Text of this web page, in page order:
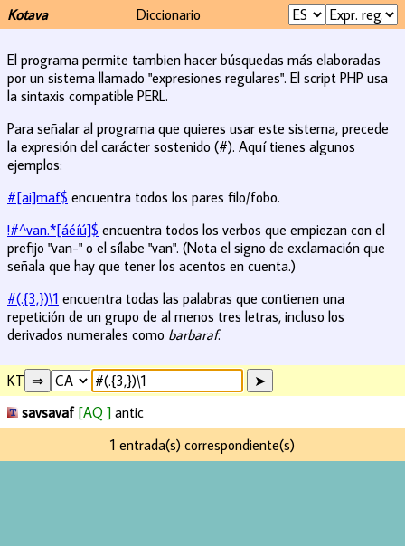
Kotava Diccionario
El programa permite tambien hacer búsquedas más elaboradas
por un sistema llamado "expresiones regulares". El script PHP usa
la sintaxis compatible PERL.
Para señalar al programa que quieres usar este sistema, precede
la expresión del carácter sostenido (#). Aquí tienes algunos
ejemplos:
#[ai]maf$ encuentra todos los pares filo/fobo.
!#^van.*[áéíú]$ encuentra todos los verbos que empiezan con el
prefijo "van-" o el sílabe "van". (Nota el signo de exclamación que
señala que hay que tener los acentos en cuenta.)
#(.{3,})\1 encuentra todas las palabras que contienen una
repetición de un grupo de al menos tres letras, incluso los
derivados numerales como barbaraf.
KT
savsavaf [AQ ] antic
1 entrada(s) correspondiente(s)